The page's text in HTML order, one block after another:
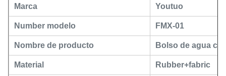
Marca Youtuo
Number modelo FMX-01
Nombre de producto Bolso de agua
Material Rubber+fabric